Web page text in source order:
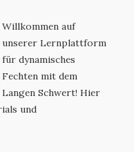
Willkommen auf
unserer Lernplattform
für dynamisches
Fechten mit dem
Langen Schwert! Hier
und